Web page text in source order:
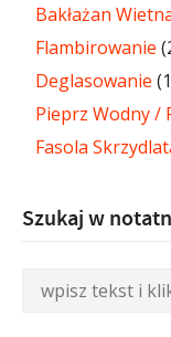
Bakłażan
Flambirowanie
Deglasowanie
Pieprz Wodny /
Fasola
Szukaj w